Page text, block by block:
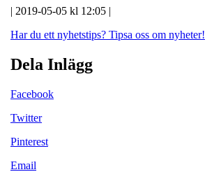
| 2019-05-05 kl 12:05 |
Har du ett nyhetstips? Tipsa oss om nyheter!
Dela Inlägg
Facebook
Twitter
Pinterest
Email